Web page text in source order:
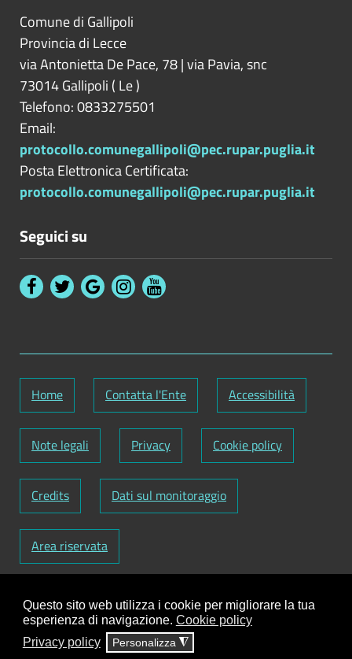
Questo sito web utilizza i cookie per migliorare la tua
esperienza di navigazione. Cookie policy
Privacy policy
Personalizza ◮
Comune di Gallipoli
Provincia di Lecce
via Antonietta De Pace, 78 | via Pavia, snc
73014Gallipoli ( Le)
Telefono: 0833275501
Email:
protocollo.comunegallipoli@pec.rupar.puglia.it
Posta Elettronica Certificata:
protocollo.comunegallipoli@pec.rupar.puglia.it
Seguici su
Home Contatta l'Ente Accessibilità
Note legali Privacy Cookie policy
Credits Dati sul monitoraggio
Area riservata
Codice Fiscale: 82000090751-Partita IVA:
01129720759-Codice Fatturazione elettronica:
UFY1HC